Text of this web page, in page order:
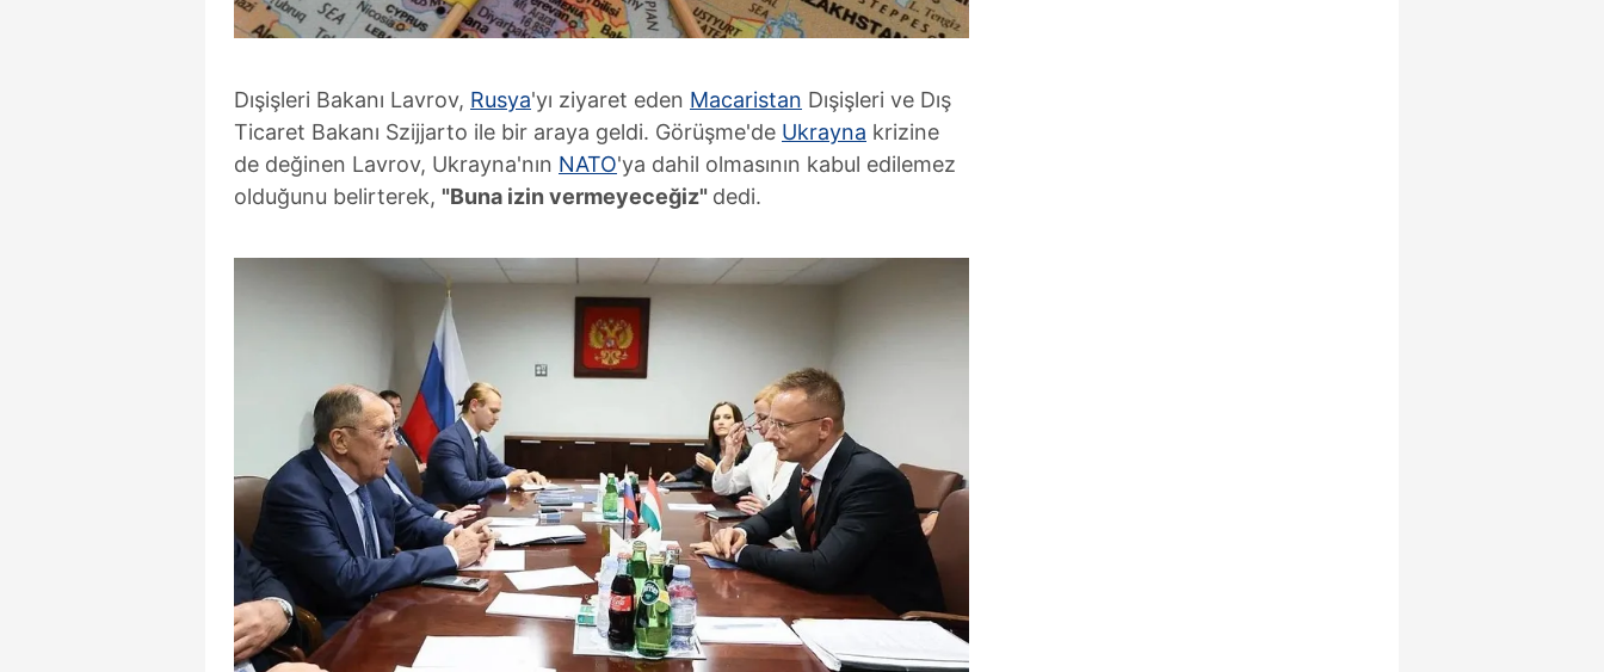
Dışişleri Bakanı Lavrov, Rusya'yı ziyaret eden Macaristan Dışişleri ve Dış
Ticaret Bakanı Szijjarto ile bir araya geldi. Görüşme'de Ukrayna krizine
de değinen Lavrov, Ukrayna'nın NATO'ya dahil olmasının kabul edilemez
olduğunu belirterek, "Buna izin vermeyeceğiz" dedi.